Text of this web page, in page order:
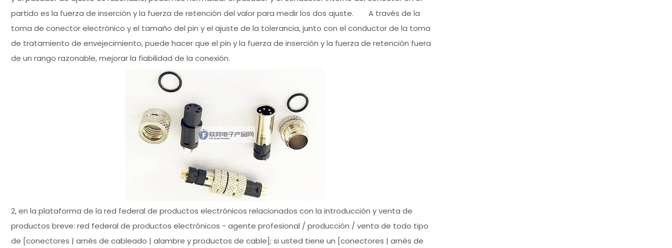
partido es la fuerza de inserción y la fuerza de retención del valor para medir los dos ajuste. A través de la
toma de conector electrónico y el tamaño del pin y el ajuste de la tolerancia, junto con el conductor de la toma
de tratamiento de envejecimiento, puede hacer que el pin y la fuerza de inserción y la fuerza de retención fuera
de un rango razonable, mejorar la fiabilidad de la conexión.
2, en la plataforma de la red federal de productos electrónicos relacionados con la introducción y venta de
productos breve: red federal de productos electrónicos - agente profesional / producción / venta de todo tipo
de [conectores | arnés de cableado | alambre y productos de cable]; si usted tiene un [conectores | arnés de